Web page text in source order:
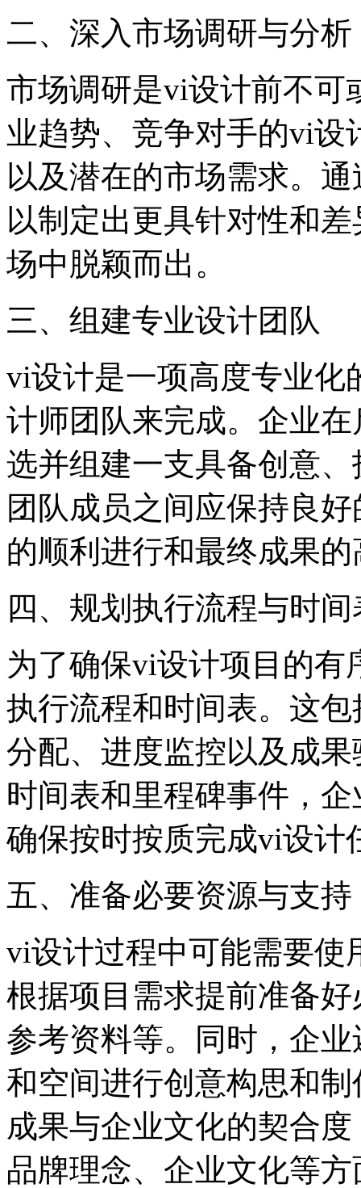
二、深入市场调研与分析
市场调研是vi设计前不可
业趋势、竞争对手的vi设
以及潜在的市场需求。
以制定出更具针对性和
场中脱颖而出。
三、组建专业设计团队
vi设计是一项高度专业化
计师团队来完成。企业
选并组建一支具备创意
团队成员之间应保持良
的顺利进行和最终成果
四、规划执行流程与时间
为了确保vi设计项目的有
执行流程和时间表。这
分配、进度监控以及成
时间表和里程碑事件，
确保按时按质完成vi设计
五、准备必要资源与支持
vi设计过程中可能需要使
根据项目需求提前准备
参考资料等。同时，企
和空间进行创意构思和
成果与企业文化的契合
品牌理念、企业文化等